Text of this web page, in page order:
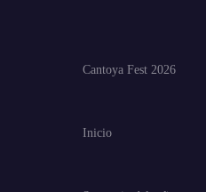
Cantoya Fest 2026
Inicio